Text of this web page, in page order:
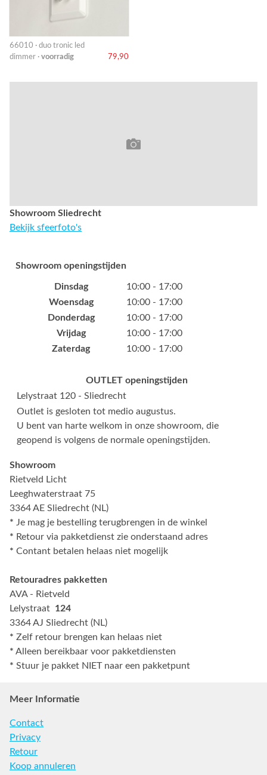
66010 · duo tronic led
dimmer · voorradig 79,90
Showroom Sliedrecht
Bekijk sfeerfoto's
Showroom openingstijden
Dinsdag
10:00 - 17:00
Woensdag
10:00 - 17:00
Donderdag
10:00 - 17:00
Vrijdag
10:00 - 17:00
Zaterdag
10:00 - 17:00
OUTLET openingstijden
Lelystraat 120 - Sliedrecht
Outlet is gesloten tot medio augustus.
U bent van harte welkom in onze showroom, die
geopend is volgens de normale openingstijden.
Showroom
Rietveld Licht
Leeghwaterstraat 75
3364 AE Sliedrecht (NL)
* Je mag je bestelling terugbrengen in de winkel
* Retour via pakketdienst zie onderstaand adres
* Contant betalen helaas niet mogelijk
Retouradres pakketten
AVA - Rietveld
Lelystraat 124
3364 AJ Sliedrecht (NL)
* Zelf retour brengen kan helaas niet
* Alleen bereikbaar voor pakketdiensten
* Stuur je pakket NIET naar een pakketpunt
Meer Informatie
Contact
Privacy
Retour
Koop annuleren